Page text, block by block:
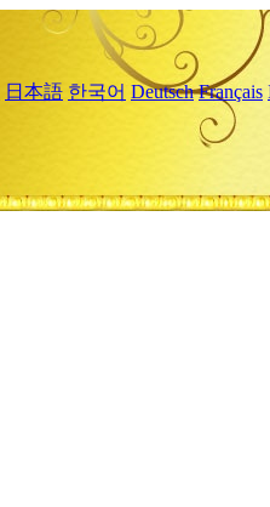
日本語 한국어 Deutsch Français